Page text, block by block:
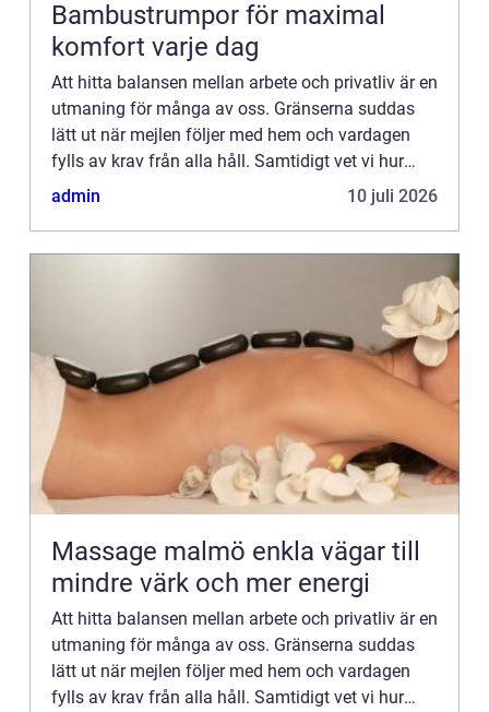
Bambustrumpor för maximal
komfort varje dag
Att hitta balansen mellan arbete och privatliv är en
utmaning för många av oss. Gränserna suddas
lätt ut när mejlen följer med hem och vardagen
fylls av krav från alla håll. Samtidigt vet vi hur
viktig ...
admin 10 juli 2026
Massage malmö enkla vägar till
mindre värk och mer energi
Att hitta balansen mellan arbete och privatliv är en
utmaning för många av oss. Gränserna suddas
lätt ut när mejlen följer med hem och vardagen
fylls av krav från alla håll. Samtidigt vet vi hur